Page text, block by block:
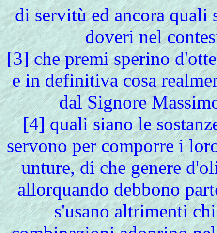
di servitù ed ancora
doveri nel
[3] che premi sperino
e in definitiva cosa
dal Signore
[4] quali siano le
servono per comporre i
unture, di che genere
allorquando debbono
s'usano altrimenti